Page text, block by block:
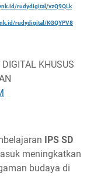
rudydigital/vzQ9QLk
rudydigital/KGQYPV8
KHUSUS
IPS SD
meningkatkan
budaya di